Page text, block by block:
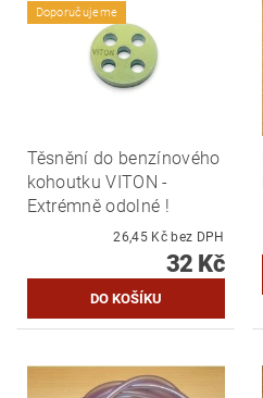
Doporučujeme
Těsnění do benzínového
kohoutku VITON -
Extrémně odolné !
26,45 Kč bez DPH
32 Kč